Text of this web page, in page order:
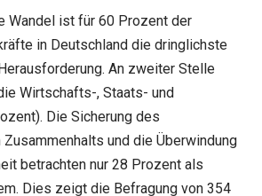
Wandel ist für 60 Prozent der
in Deutschland die dringlichste
An zweiter Stelle
Wirtschafts-, Staats- und
Die Sicherung des
und die Überwindung
betrachten nur 28 Prozent als
Dies zeigt die Befragung von 354